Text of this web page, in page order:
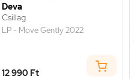
Deva
Csillag
LP - Move Gently 2022
12 990 Ft